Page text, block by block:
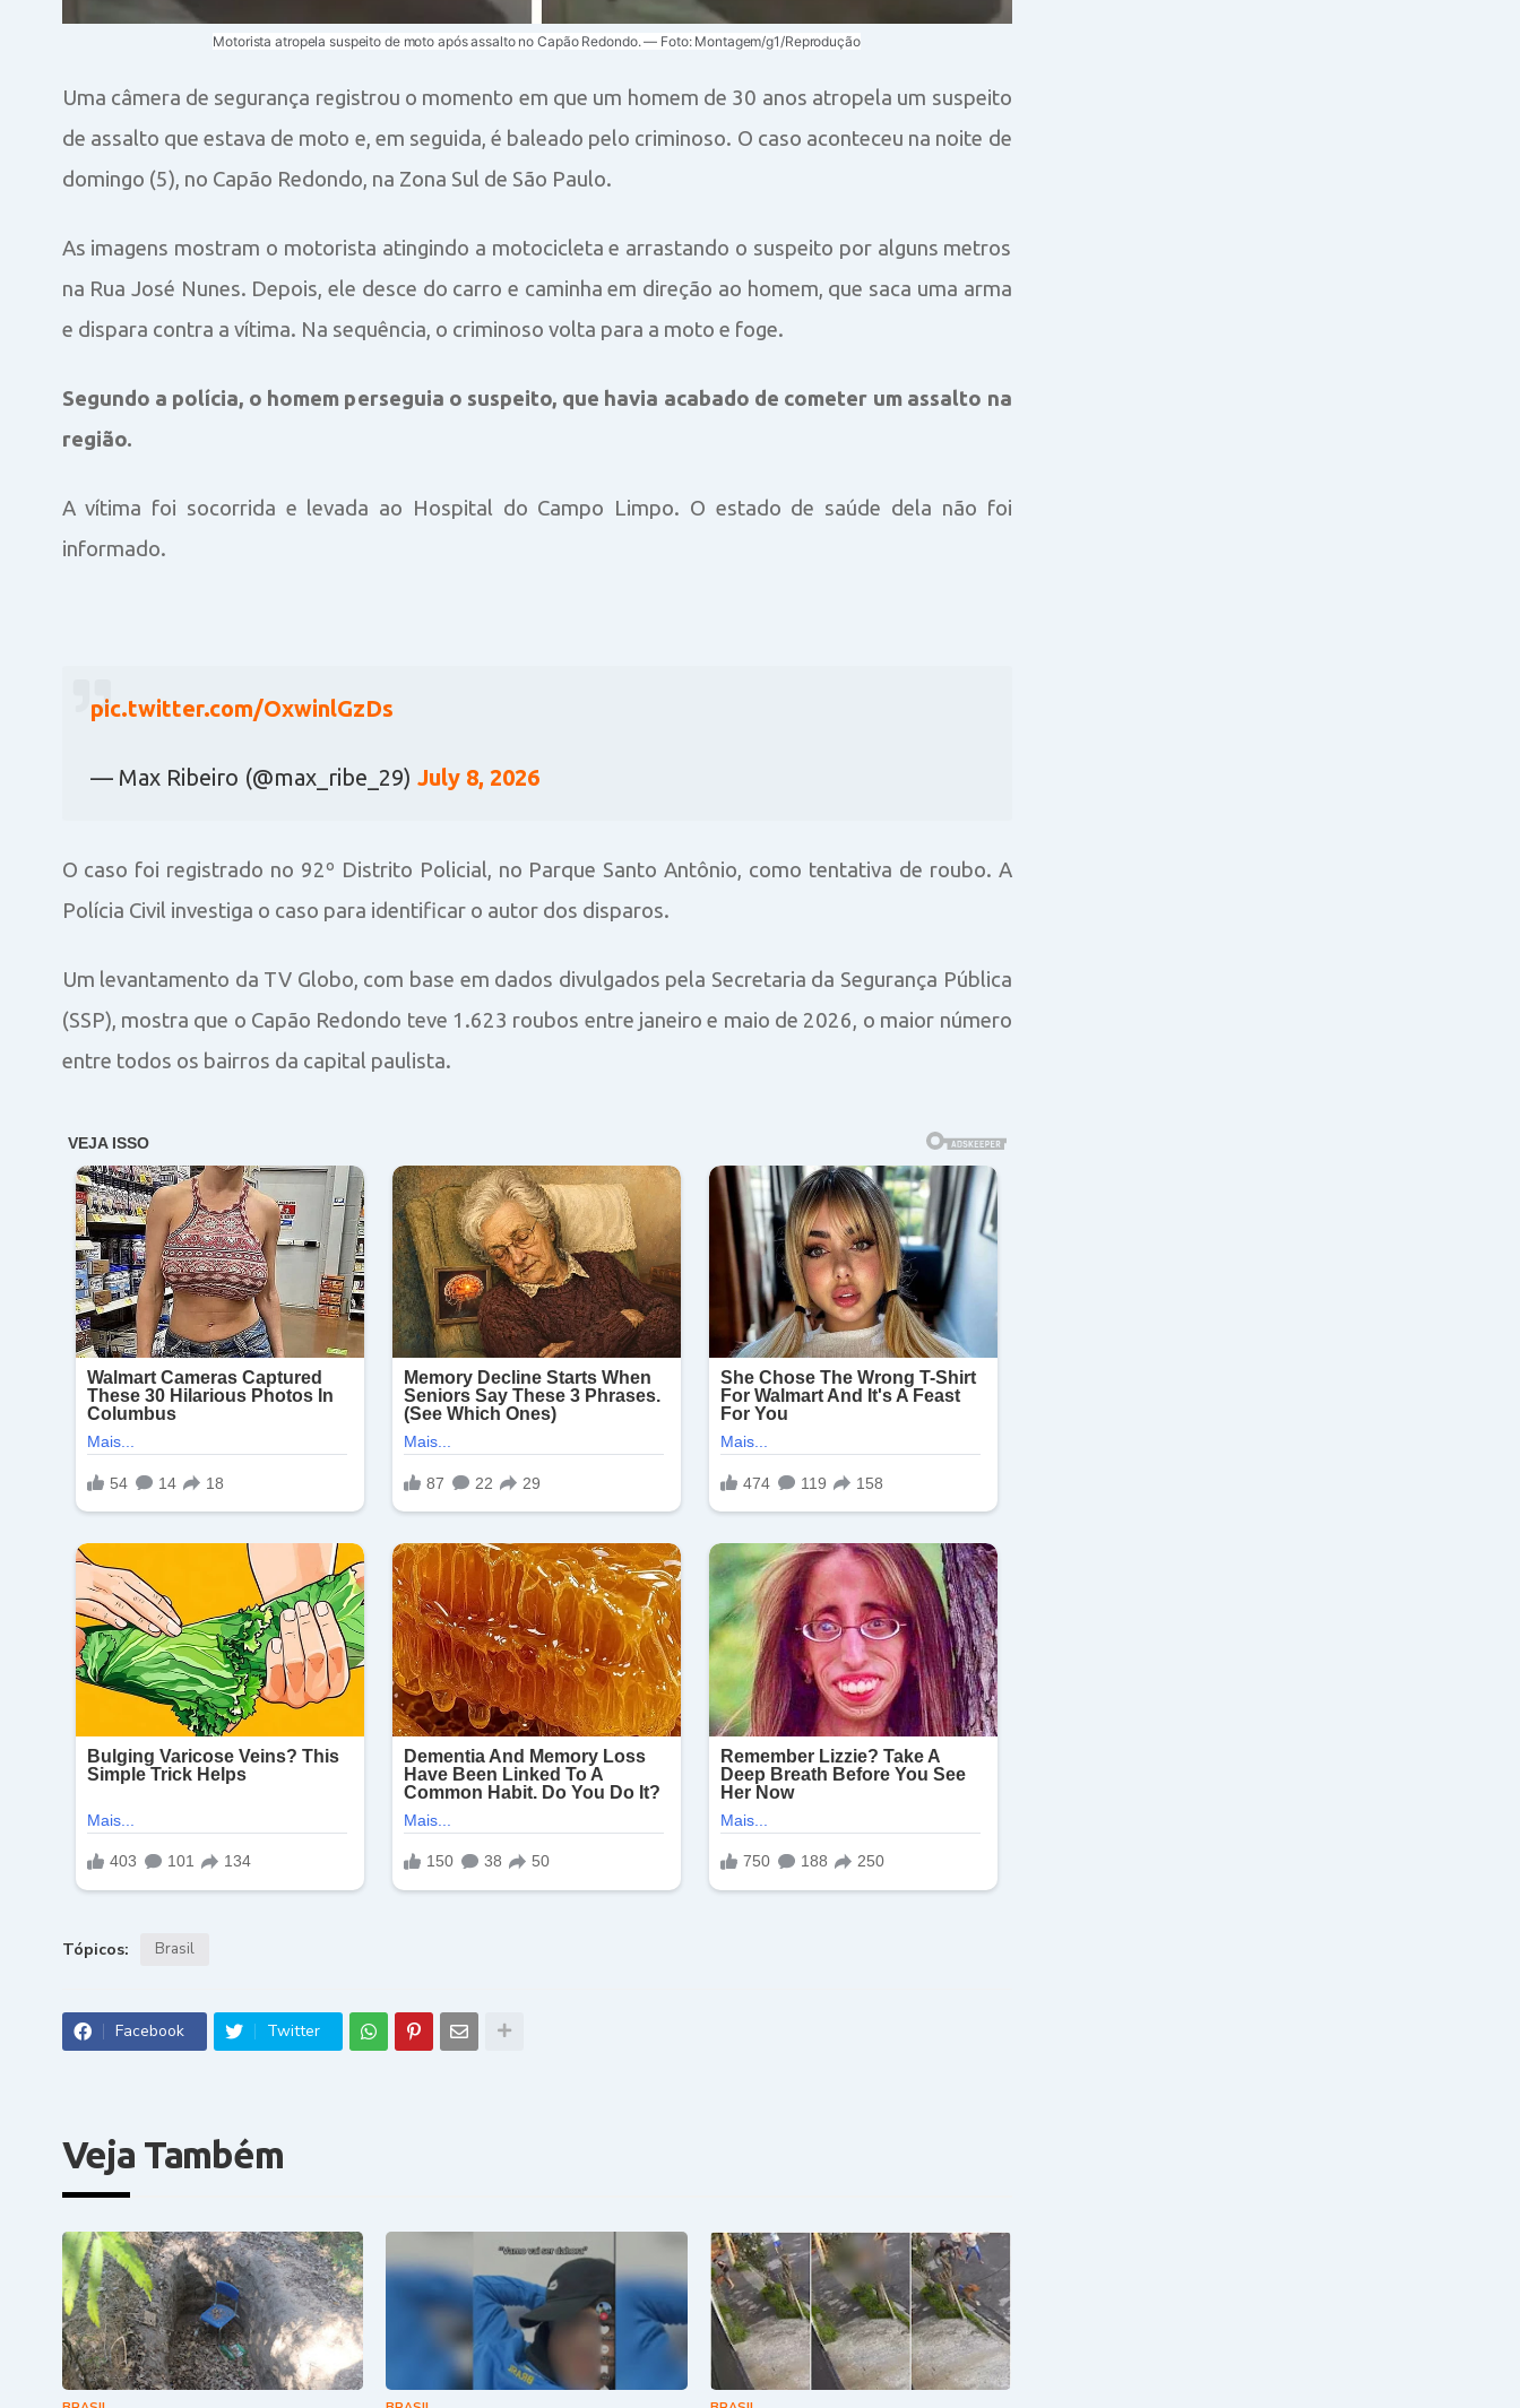
Motorista atropela suspeito de moto após assalto no Capão Redondo. — Foto: Montagem/g1/Reprodução
Uma câmera de segurança registrou o momento em que um homem de 30 anos atropela um suspeito
de assalto que estava de moto e, em seguida, é baleado pelo criminoso. O caso aconteceu na noite de
domingo (5), no Capão Redondo, na Zona Sul de São Paulo.
As imagens mostram o motorista atingindo a motocicleta e arrastando o suspeito por alguns metros
na Rua José Nunes. Depois, ele desce do carro e caminha em direção ao homem, que saca uma arma
e dispara contra a vítima. Na sequência, o criminoso volta para a moto e foge.
Segundo a polícia, o homem perseguia o suspeito, que havia acabado de cometer um assalto na
região.
A vítima foi socorrida e levada ao Hospital do Campo Limpo. O estado de saúde dela não foi
informado.
pic.twitter.com/OxwinlGzDs
— Max Ribeiro (@max_ribe_29) July 8, 2026
O caso foi registrado no 92º Distrito Policial, no Parque Santo Antônio, como tentativa de roubo. A
Polícia Civil investiga o caso para identificar o autor dos disparos.
Um levantamento da TV Globo, com base em dados divulgados pela Secretaria da Segurança Pública
(SSP), mostra que o Capão Redondo teve 1.623 roubos entre janeiro e maio de 2026, o maior número
entre todos os bairros da capital paulista.
Tópicos: Brasil
Facebook Twitter
Veja Também